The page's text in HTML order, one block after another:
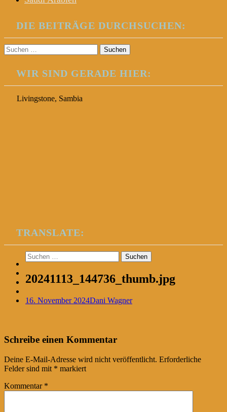
DIE BEITRÄGE DURCHSUCHEN:
Suchen
nach:
WIR SIND GERADE HIER:
Livingstone, Sambia
TRANSLATE:
Suchen
nach:
20241113_144736_thumb.jpg
16. November 2024Dani Wagner
Post
navigation
←
Schreibe einen Kommentar
Deine E-Mail-Adresse wird nicht veröffentlicht. Erforderliche
Felder sind mit * markiert
Kommentar *